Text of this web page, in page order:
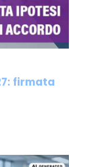
firmata